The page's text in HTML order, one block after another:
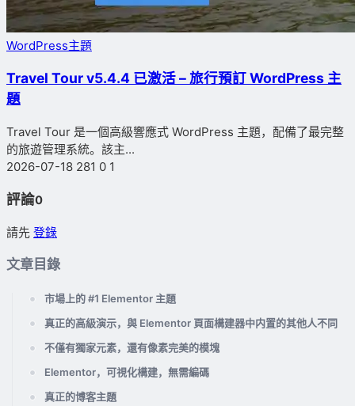
WordPress主題
Travel Tour v5.4.4 已激活 – 旅行預訂 WordPress 主
題
Travel Tour 是一個高級響應式 WordPress 主題，配備了最完整
的旅遊管理系統。該主...
2026-07-18 281 0 1
評論0
請先 登錄
文章目錄
市場上的 #1 Elementor 主題
真正的高級演示，與 Elementor 頁面構建器中内置的其他人不同
不僅有獨家元素，還有像素完美的模塊
Elementor，可視化構建，無需編碼
真正的博客主題